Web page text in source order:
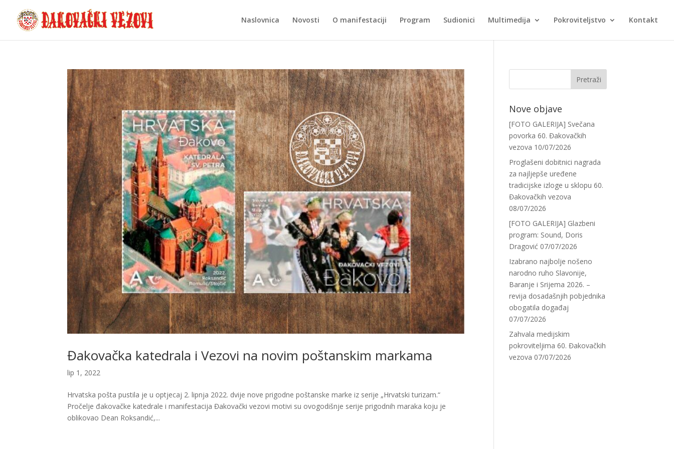
Naslovnica Novosti O manifestaciji Program Sudionici Multimedija Pokroviteljstvo Kontakt
Đakovačka katedrala i Vezovi na novim poštanskim markama
lip 1, 2022
Hrvatska pošta pustila je u optjecaj 2. lipnja 2022. dvije nove prigodne poštanske marke iz serije „Hrvatski turizam.“
Pročelje đakovačke katedrale i manifestacija Đakovački vezovi motivi su ovogodišnje serije prigodnih maraka koju je
oblikovao Dean Roksandić,...
Nove objave
[FOTO GALERIJA] Svečana
povorka 60. Đakovačkih
vezova 10/07/2026
Proglašeni dobitnici nagrada
za najljepše uređene
tradicijske izloge u sklopu 60.
Đakovačkih vezova
08/07/2026
[FOTO GALERIJA] Glazbeni
program: Sound, Doris
Dragović 07/07/2026
Izabrano najbolje nošeno
narodno ruho Slavonije,
Baranje i Srijema 2026. –
revija dosadašnjih pobjednika
obogatila događaj
07/07/2026
Zahvala medijskim
pokroviteljima 60. Đakovačkih
vezova 07/07/2026